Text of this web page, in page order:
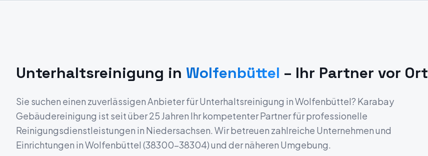
Unterhaltsreinigung in Wolfenbüttel – Ihr Partner vor Ort
Sie suchen einen zuverlässigen Anbieter fürUnterhaltsreinigung inWolfenbüttel? Karabay
Gebäudereinigung ist seit über 25 Jahren Ihr kompetenter Partner für professionelle
Reinigungsdienstleistungen in Niedersachsen. Wir betreuen zahlreiche Unternehmen und
Einrichtungen inWolfenbüttel (38300-38304) und der näheren Umgebung.